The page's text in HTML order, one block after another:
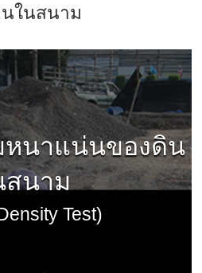
ในสนาม
นาแน่นของดิน
สนาม
Test)